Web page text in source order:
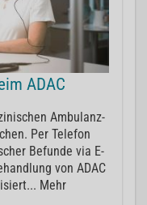
ADAC
Ambulanz-
Per Telefon
Befunde via E-
von ADAC
Mehr